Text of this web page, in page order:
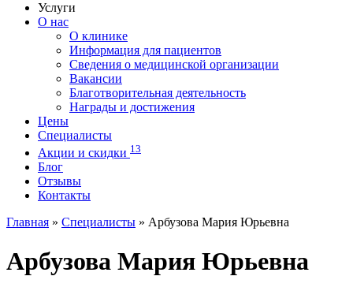
Услуги
О нас
О клинике
Информация для пациентов
Сведения о медицинской организации
Вакансии
Благотворительная деятельность
Награды и достижения
Цены
Специалисты
Акции и скидки 13
Блог
Отзывы
Контакты
Главная » Специалисты » Арбузова Мария Юрьевна
Арбузова Мария Юрьевна